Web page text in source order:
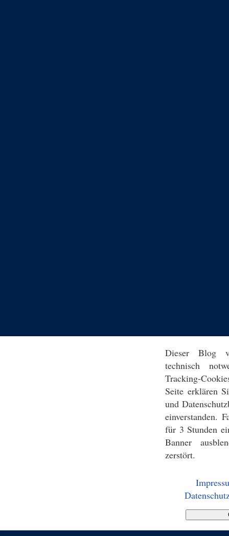
Dieser Blog
technisch
Tracking-
Seite erklären
und
einverstanden.
für 3 Stunden
Banner
zerstört.